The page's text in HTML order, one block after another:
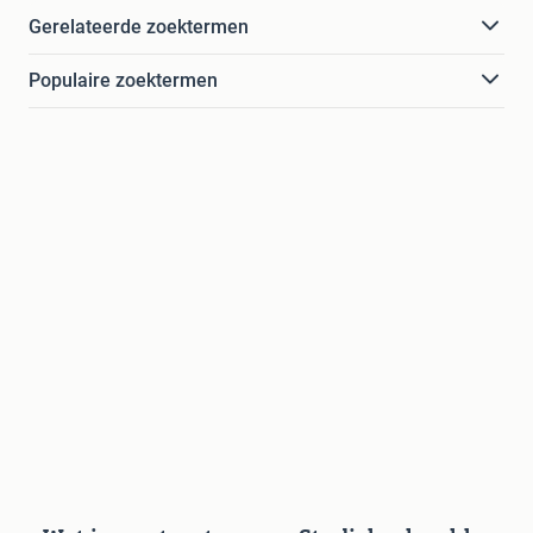
Gerelateerde zoektermen
Populaire zoektermen